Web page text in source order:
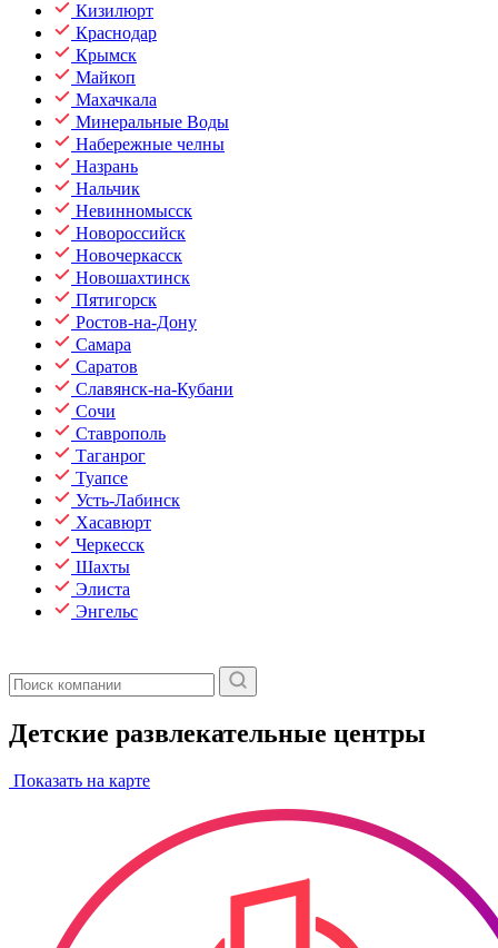
Кизилюрт
Краснодар
Крымск
Майкоп
Махачкала
Минеральные Воды
Набережные челны
Назрань
Нальчик
Невинномысск
Новороссийск
Новочеркасск
Новошахтинск
Пятигорск
Ростов-на-Дону
Самара
Саратов
Славянск-на-Кубани
Сочи
Ставрополь
Таганрог
Туапсе
Усть-Лабинск
Хасавюрт
Черкесск
Шахты
Элиста
Энгельс
Детские развлекательные центры
Показать на карте